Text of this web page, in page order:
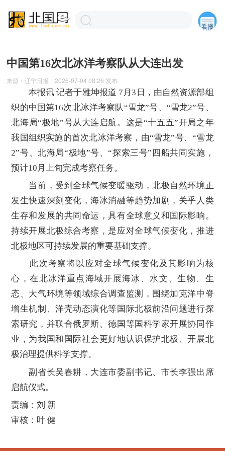
中国第16次北冰洋考察队从大连出发
来源：辽宁日报 2026-07-04 08:26 发布
本报讯 记者于雅坤报道 7月3日，由自然资源部组
织的中国第16次北冰洋考察队“雪龙”号、“雪龙2”号、
北海局“极地”号从大连启航。这是“十五五”开局之年
我国组织实施的首次北冰洋考察，由“雪龙”号、“雪龙
2”号、北海局“极地”号、“探索三号”四船共同实施，
预计10月上旬完成考察任务。
当前，受到全球气候变暖驱动，北极自然环境正
发生快速深刻变化，海冰消融等趋势加剧，关乎人类
生存和发展的共同命运，具有全球意义和国际影响。
持续开展北极综合考察，是应对全球气候变化，推进
北极地区可持续发展的重要基础支撑。
此次考察将以应对全球气候变化及其影响为核
心，在北冰洋重点海域开展海冰、水文、生物、生
态、大气环境等领域综合调查监测，围绕加克洋中脊
增生机制、洋壳动态演化等国际北极前沿问题进行探
索研究，并联合俄罗斯、德国等国科学家开展协同作
业，为我国和国际社会更好地认识保护北极、开展北
极治理提供科学支撑。
副省长吴春耕，大连市委副书记、市长李强出席
启航仪式。
责编：刘 新
审核：叶 健